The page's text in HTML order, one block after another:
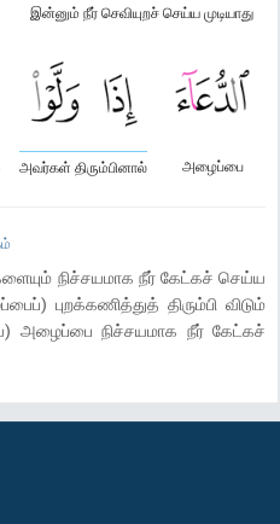
இன்னும் நீர் செவியுறச் செய்ய முடியாது
அழைப்பை
அவர்கள் திரும்பினால்
நிச்சயமாக நீர் கேட்கச் செய்ய
புறக்கணித்துத் திரும்பி விடும்
அழைப்பை நிச்சயமாக நீர் கேட்கச்